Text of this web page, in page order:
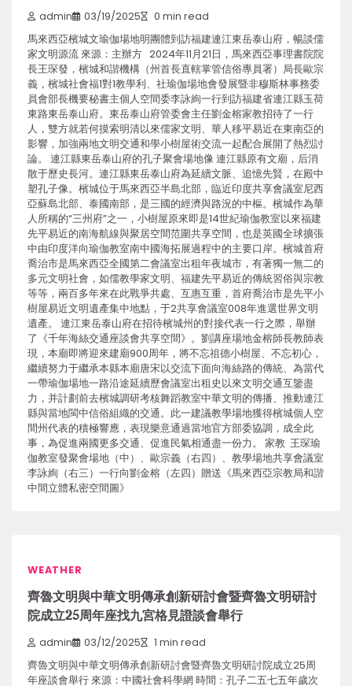
admin 03/19/2025 0 min read
馬來西亞檳城文瑜伽場地明團體到訪福建連江東岳泰山府，暢談儒
家文明源流 來源：主辦方 2024年11月21日，馬來西亞事理書院院
長王琛發，檳城和諧機構（州首長直轄掌管信俗專員署）局長歐宗
義，檳城社會福1對1教學利、社瑜伽場地會發展暨非穆斯林事務委
員會部長機要秘書主個人空間委李詠絢一行到訪福建省連江縣玉荷
東路東岳泰山府。東岳泰山府管委會主任劉金榕家教招待了一行
人，雙方就若何摸索明清以來儒家文明、華人移平易近在東南亞的
影響，加強兩地文明交通和學小樹屋術交流一起配合展開了熱烈討
論。 連江縣東岳泰山府的孔子聚會場地像 連江縣原有文廟，后消
散于歷史長河。連江縣東岳泰山府為延續文脈、追憶先賢，在殿中
塑孔子像。檳城位于馬來西亞半島北部，臨近印度共享會議室尼西
亞蘇島北部、泰國南部，是三國的經濟與路況的中樞。檳城作為華
人所稱的“三州府”之一，小樹屋原來即是14世紀瑜伽教室以來福建
先平易近的南海航線與聚居空間范圍共享空間，也是英國全球擴張
中由印度洋向瑜伽教室南中國海拓展過程中的主要口岸。檳城首府
喬治市是馬來西亞全國第二會議室出租年夜城市，有著獨一無二的
多元文明社會，如儒教學家文明、福建先平易近的傳統習俗與宗教
等等，兩百多年來在此戰爭共處、互惠互重，首府喬治市是先平小
樹屋易近文明遺產集中地點，于2共享會議室008年進選世界文明
遺產。 連江東岳泰山府在招待檳城州的對接代表一行之際，舉辦
了《千年海絲交通座談會共享空間》。劉講座場地金榕師長教師表
現，本廟即將迎來建廟900周年，將不忘祖德小樹屋、不忘初心，
繼續努力于繼承本縣本廟唐宋以交流下面向海絲路的傳統、為當代
一帶瑜伽場地一路沿途延續歷會議室出租史以來文明交通互鑒盡
力，并計劃前去檳城調研考核舞蹈教室中華文明的傳播、推動連江
縣與當地閩中信俗組織的交通。此一建議教學場地獲得檳城個人空
間州代表的積極響應，表現樂意通過當地官方部委協調，成全此
事，為促進兩國更多交通、促進民氣相通盡一份力。 家教 王琛瑜
伽教室發聚會場地（中）、歐宗義（右四）、教學場地共享會議室
李詠絢（右三）一行向劉金榕（左四）贈送《馬來西亞宗教局和諧
中間立體私密空間圖》
WEATHER
齊魯文明與中華文明傳承創新研討會暨齊魯文明研討
院成立25周年座找九宮格見證談會舉行
admin 03/12/2025 1 min read
齊魯文明與中華文明傳承創新研討會暨齊魯文明研討院成立25周
年座談會舉行 來源：中國社會科學網 時間：孔子二五七五年歲次